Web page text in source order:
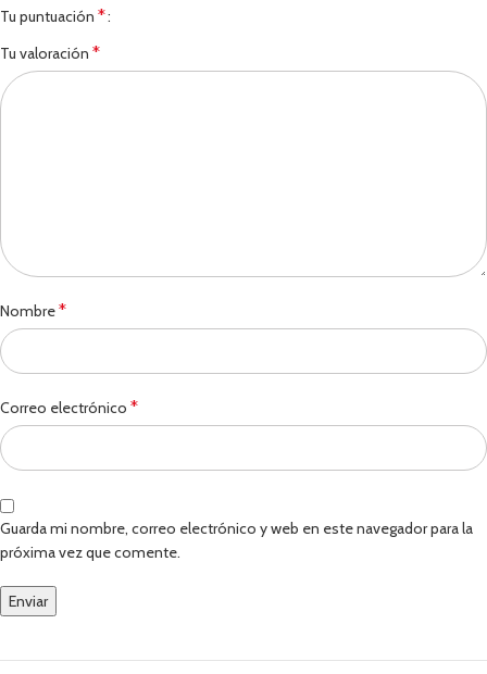
Tu puntuación *
Tu valoración *
Nombre*
Correo electrónico *
Guarda mi nombre, correo electrónico y web en este navegador para la
próxima vez que comente.